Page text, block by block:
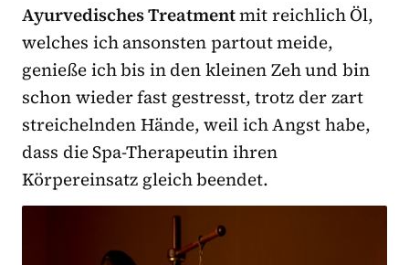
Ayurvedisches Treatmentmit reichlich Öl,
welches ich ansonsten partout meide,
genieße ich bis in den kleinen Zeh und bin
schon wieder fast gestresst, trotz der zart
streichelnden Hände, weil ich Angst habe,
dass die Spa-Therapeutin ihren
Körpereinsatz gleich beendet.